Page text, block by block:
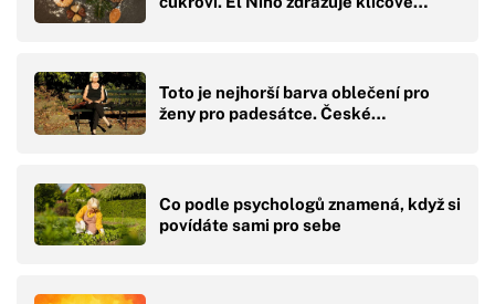
Toto je nejhorší barva oblečení pro
ženy pro padesátce. České…
Co podle psychologů znamená, když si
povídáte sami pro sebe